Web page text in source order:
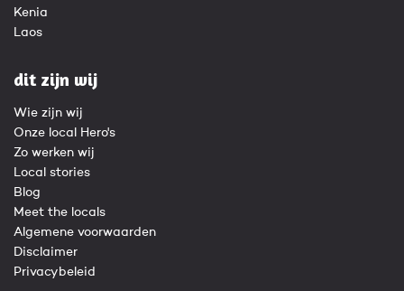
Kenia
Laos
dit zijn wij
Wie zijn wij
Onze local Hero's
Zo werken wij
Local stories
Blog
Meet the locals
Algemene voorwaarden
Disclaimer
Privacybeleid